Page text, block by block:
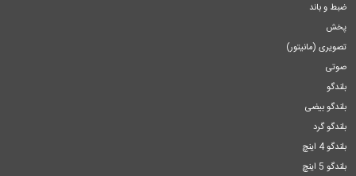
ضبط و باند
پخش
تصویری (مانیتور)
صوتی
بلندگو
بلندگو بیضی
بلندگو گرد
بلندگو 4 اینچ
بلندگو 5 اینچ